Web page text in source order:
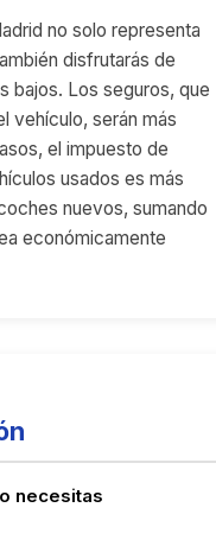
no solo representa
disfrutarás de
bajos. Los seguros, que
vehículo, serán más
el impuesto de
usados es más
nuevos, sumando
económicamente
necesitas